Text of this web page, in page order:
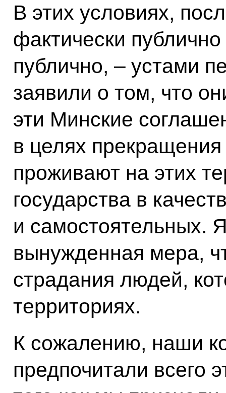
В этих условиях,
фактически
публично, – устами
заявили о том, что
эти Минские
в целях
проживают на этих
государства в
и самостоятельных.
вынужденная мера,
страдания людей,
территориях.
К сожалению, наши
предпочитали всего